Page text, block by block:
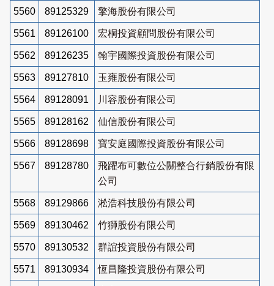
5560 89125329 擎海股份有限公司
5561 89126100 宏桐投資顧問股份有限公司
5562 89126235 翰宇國際投資股份有限公司
5563 89127810 玉雍股份有限公司
5564 89128091 川容股份有限公司
5565 89128162 仙信股份有限公司
5566 89128698 寶安庭國際投資股份有限公司
5567 89128780
飛躍布可數位公關整合行銷股份有限
公司
5568 89129866 淞浩科技股份有限公司
5569 89130462 竹獅股份有限公司
5570 89130532 群誼投資股份有限公司
5571 89130934 恆昌隆投資股份有限公司